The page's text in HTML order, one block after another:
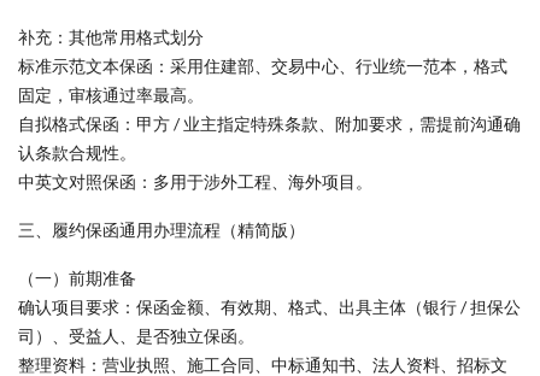
补充：其他常用格式划分
标准示范文本保函：采用住建部、交易中心、行业统一范本，格式
固定，审核通过率最高。
自拟格式保函：甲方 / 业主指定特殊条款、附加要求，需提前沟通确
认条款合规性。
中英文对照保函：多用于涉外工程、海外项目。
三、履约保函通用办理流程（精简版）
（一）前期准备
确认项目要求：保函金额、有效期、格式、出具主体（银行 / 担保公
司）、受益人、是否独立保函。
整理资料：营业执照、施工合同、中标通知书、法人资料、招标文